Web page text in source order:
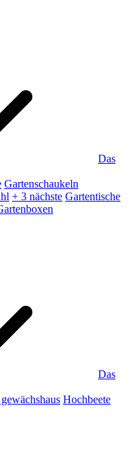
Das
Gartenschaukeln
+ 3 nächste Gartentische
Das
Hochbeete